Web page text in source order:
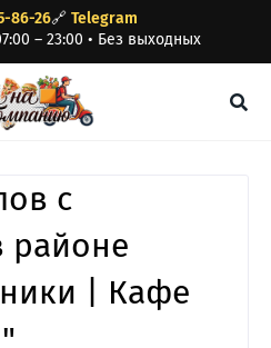
86-26🔗 Telegram
– 23:00 • Без выходных
с
районе
| Кафе